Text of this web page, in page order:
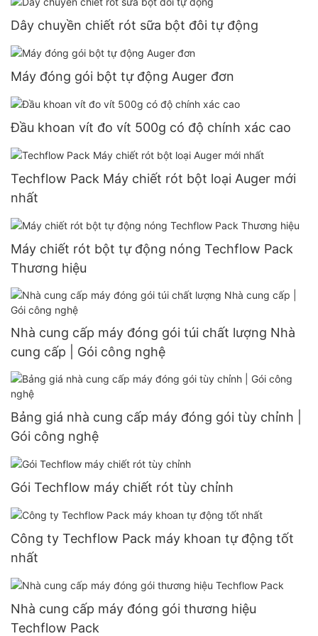
Dây chuyền chiết rót sữa bột đôi tự động
Máy đóng gói bột tự động Auger đơn
Đầu khoan vít đo vít 500g có độ chính xác cao
Techflow Pack Máy chiết rót bột loại Auger mới
nhất
Máy chiết rót bột tự động nóng Techflow Pack
Thương hiệu
Nhà cung cấp máy đóng gói túi chất lượng Nhà
cung cấp | Gói công nghệ
Bảng giá nhà cung cấp máy đóng gói tùy chỉnh |
Gói công nghệ
Gói Techflow máy chiết rót tùy chỉnh
Công ty Techflow Pack máy khoan tự động tốt
nhất
Nhà cung cấp máy đóng gói thương hiệu
Techflow Pack